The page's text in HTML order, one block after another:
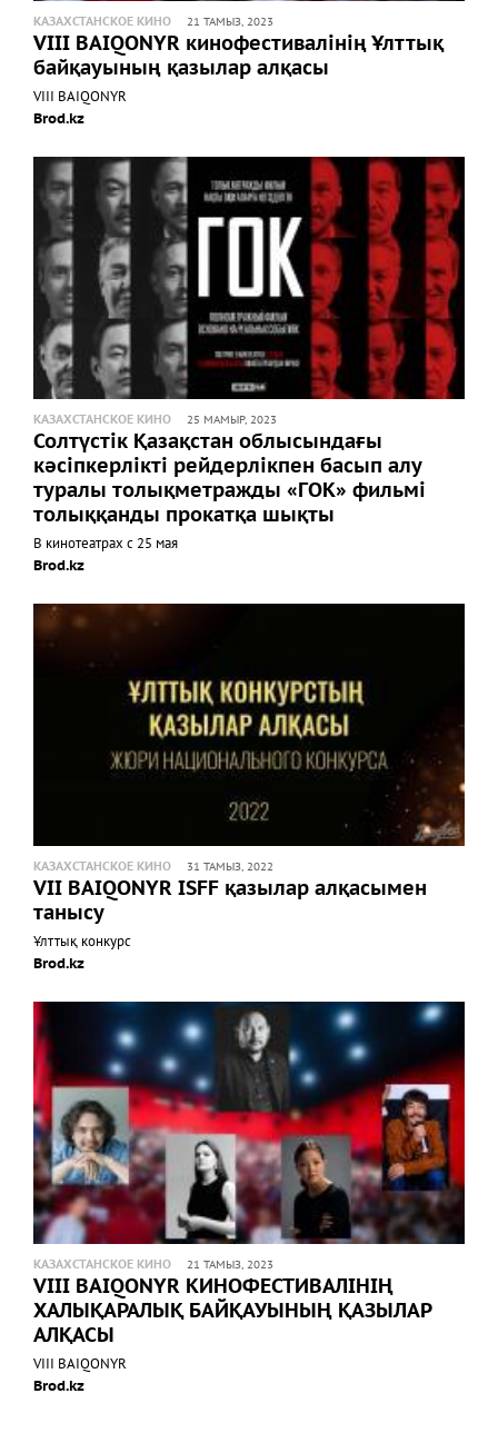
КАЗАХСТАНСКОЕ КИНО 21 ТАМЫЗ, 2023
VIII BAIQONYR кинофестивалінің Ұлттық
байқауының қазылар алқасы
VIII BAIQONYR
Brod.kz
КАЗАХСТАНСКОЕ КИНО 25 МАМЫР, 2023
Солтүстік Қазақстан облысындағы
кәсіпкерлікті рейдерлікпен басып алу
туралы толықметражды «ГОК» фильмі
толыққанды прокатқа шықты
В кинотеатрах с 25 мая
Brod.kz
КАЗАХСТАНСКОЕ КИНО 31 ТАМЫЗ, 2022
VII BAIQONYR ISFF қазылар алқасымен
танысу
Ұлттық конкурс
Brod.kz
КАЗАХСТАНСКОЕ КИНО 21 ТАМЫЗ, 2023
VIII BAIQONYR КИНОФЕСТИВАЛІНІҢ
ХАЛЫҚАРАЛЫҚ БАЙҚАУЫНЫҢ ҚАЗЫЛАР
АЛҚАСЫ
VIII BAIQONYR
Brod.kz